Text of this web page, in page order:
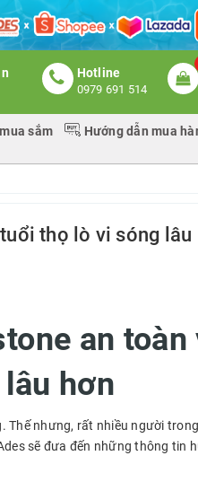
Hotline
0979 691 514
sắm Hướng dẫn mua
thọ lò vi sóng lâu
an toàn
hơn
Thế nhưng, rất nhiều người trong
sẽ đưa đến những thông tin